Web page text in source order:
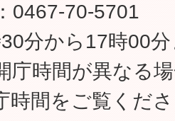
0467-70-5701
分から17時00
庁時間が異なる
時間をご覧くだ